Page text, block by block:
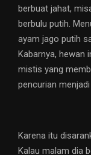
berbuat jahat,
berbulu putih.
ayam jago putih
Kabarnya, hewan
mistis yang
pencurian
Karena itu
Kalau malam dia